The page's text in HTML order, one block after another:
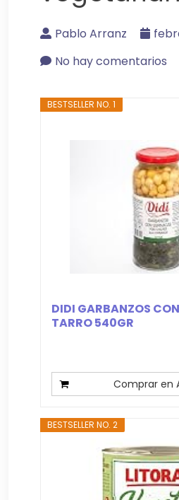
Pablo Arranz
No hay comentarios
BESTSELLER NO. 1
DIDI GARBANZOS
TARRO 540GR
Comprar en
BESTSELLER NO. 2